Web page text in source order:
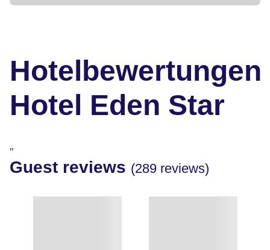
Hotelbewertungen
Hotel Eden Star
"
Guest reviews (289 reviews)